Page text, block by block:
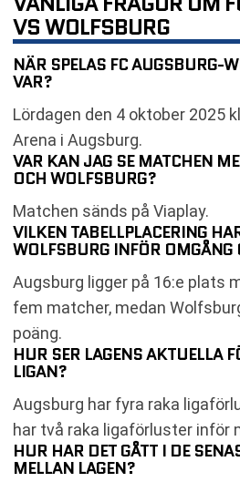
VS WOLFSBURG
NÄR SPELAS FC AUGSBURG-
VAR?
Lördagen den 4 oktober 2025
Arena i Augsburg.
VAR KAN JAG SE MATCHEN
OCH WOLFSBURG?
Matchen sänds på Viaplay.
VILKEN TABELLPLACERING
WOLFSBURG INFÖR OMGÅNG
Augsburg ligger på 16:e plats
fem matcher, medan
poäng.
HUR SER LAGENS AKTUELLA
LIGAN?
Augsburg har fyra raka
har två raka ligaförluster inför
HUR HAR DET GÅTT I DE
MELLAN LAGEN?